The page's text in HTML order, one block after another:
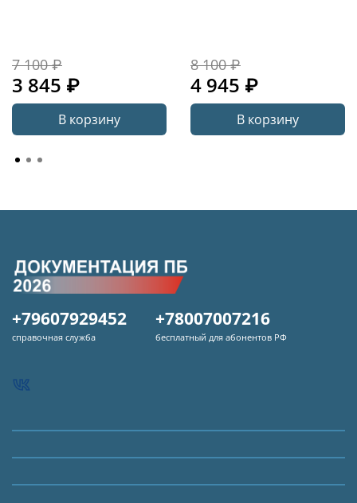
7 100 ₽
3 845 ₽
В корзину
8 100 ₽
4 945 ₽
В корзину
+79607929452
справочная служба
+78007007216
бесплатный для абонентов РФ